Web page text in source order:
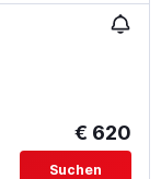
€ 620
Suchen